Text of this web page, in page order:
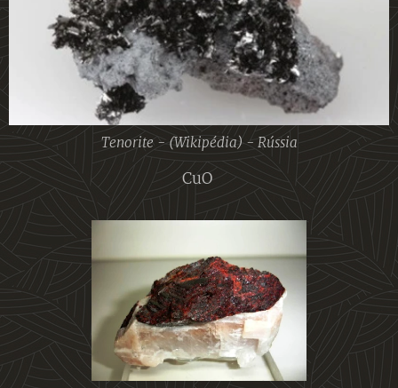
Tenorite - (Wikipédia) - Rússia
CuO